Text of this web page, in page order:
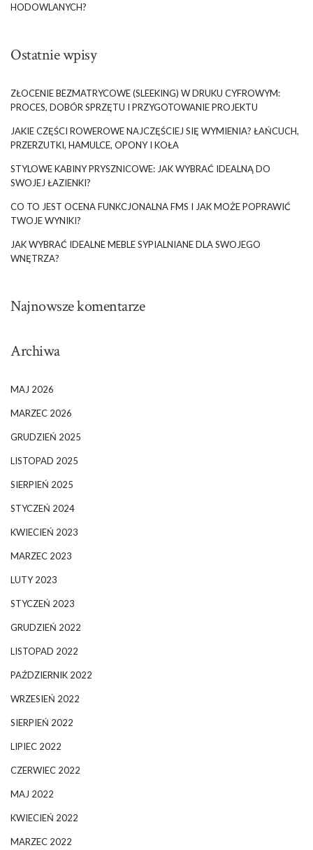
HODOWLANYCH?
Ostatnie wpisy
ZŁOCENIE BEZMATRYCOWE (SLEEKING) W DRUKU CYFROWYM:
PROCES, DOBÓR SPRZĘTU I PRZYGOTOWANIE PROJEKTU
JAKIE CZĘŚCI ROWEROWE NAJCZĘŚCIEJ SIĘ WYMIENIA? ŁAŃCUCH,
PRZERZUTKI, HAMULCE, OPONY I KOŁA
STYLOWE KABINY PRYSZNICOWE: JAK WYBRAĆ IDEALNĄ DO
SWOJEJ ŁAZIENKI?
CO TO JEST OCENA FUNKCJONALNA FMS I JAK MOŻE POPRAWIĆ
TWOJE WYNIKI?
JAK WYBRAĆ IDEALNE MEBLE SYPIALNIANE DLA SWOJEGO
WNĘTRZA?
Najnowsze komentarze
Archiwa
MAJ 2026
MARZEC 2026
GRUDZIEŃ 2025
LISTOPAD 2025
SIERPIEŃ 2025
STYCZEŃ 2024
KWIECIEŃ 2023
MARZEC 2023
LUTY 2023
STYCZEŃ 2023
GRUDZIEŃ 2022
LISTOPAD 2022
PAŹDZIERNIK 2022
WRZESIEŃ 2022
SIERPIEŃ 2022
LIPIEC 2022
CZERWIEC 2022
MAJ 2022
KWIECIEŃ 2022
MARZEC 2022